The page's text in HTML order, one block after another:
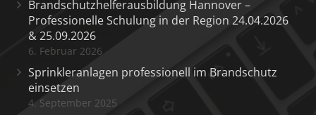
Brandschutzhelferausbildung Hannover –
Professionelle Schulung in der Region 24.04.2026
& 25.09.2026
6. Februar 2026
Sprinkleranlagen professionell im Brandschutz
einsetzen
4. September 2025